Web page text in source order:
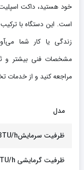
است. این دستگاه با
زندگی یا کار شما
مشخصات فنی بیشتر و
مراجعه کنید و از خدمات
مدل
ظرفیت سرمایشBTU/h
ظرفیت گرمایشی BTU/h